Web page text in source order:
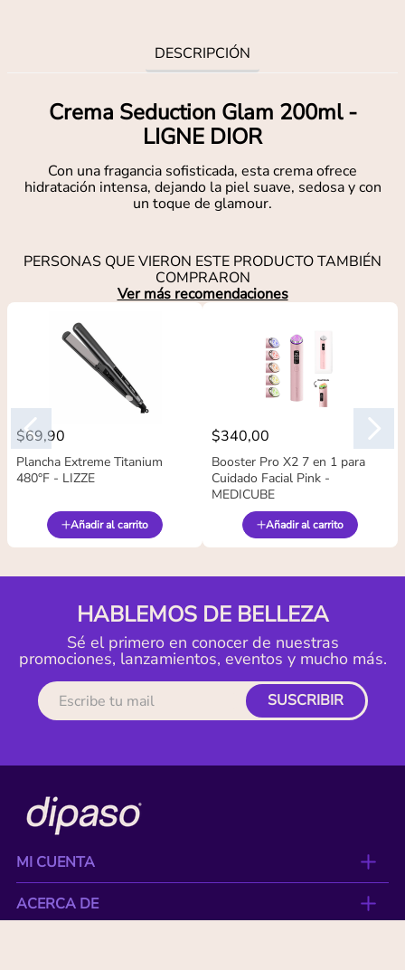
DESCRIPCIÓN
Crema Seduction Glam 200ml -
LIGNE DIOR
Con una fragancia sofisticada, esta crema ofrece
hidratación intensa, dejando la piel suave, sedosa y con
un toque de glamour.
PERSONAS QUE VIERON ESTE PRODUCTO TAMBIÉN
COMPRARON
Ver más recomendaciones
$69,90
Plancha Extreme Titanium
480°F - LIZZE
Añadir al carrito
$340,00
Booster Pro X2 7 en 1 para
Cuidado Facial Pink -
MEDICUBE
Añadir al carrito
HABLEMOS DE BELLEZA
Sé el primero en conocer de nuestras
promociones, lanzamientos, eventos y mucho más.
SUSCRIBIR
MI CUENTA
ACERCA DE